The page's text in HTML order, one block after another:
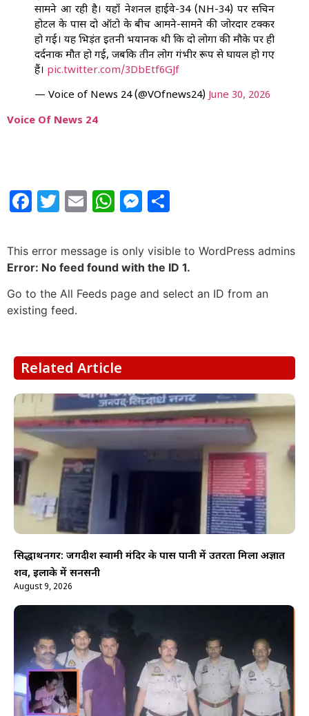
सामने आ रही है। यहाँ नेशनल हाईवे-34 (NH-34) पर सचिन
होटल के पास दो ऑटो के बीच आमने-सामने की जोरदार टक्कर
हो गई। यह भिड़ंत इतनी भयानक थी कि दो लोगों की मौके पर ही
दर्दनाक मौत हो गई, जबकि तीन लोग गंभीर रूप से घायल हो गए
हैं। pic.twitter.com/3DbEtf6GJf
— Voice of News 24 (@VOfnews24) June 30, 2026
Voice Of News 24
Facebook
Twitter
EmailWhatsApp
Messenger
This error message is only visible to WordPress admins
Error: No feed found with the ID 1.
Go to the All Feeds page and select an ID from an
existing feed.
Related Article
सिद्धार्थनगर: जगदीश स्वामी मंदिर के पास पानी में उतरता मिला अज्ञात
शव, इलाके में सनसनी
August 9, 2026